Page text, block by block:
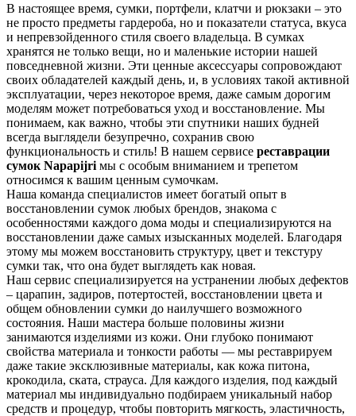
В настоящее время, сумки, портфели, клатчи и рюкзаки – это
не просто предметы гардероба, но и показатели статуса, вкуса
и непревзойденного стиля своего владельца. В сумках
хранятся не только вещи, но и маленькие истории нашей
повседневной жизни. Эти ценные аксессуары сопровождают
своих обладателей каждый день, и, в условиях такой активной
эксплуатации, через некоторое время, даже самым дорогим
моделям может потребоваться уход и восстановление. Мы
понимаем, как важно, чтобы эти спутники наших будней
всегда выглядели безупречно, сохранив свою
функциональность и стиль! В нашем сервисе реставрации
сумок Napapijri мы с особым вниманием и трепетом
относимся к вашим ценным сумочкам.
Наша команда специалистов имеет богатый опыт в
восстановлении сумок любых брендов, знакома с
особенностями каждого дома моды и специализируются на
восстановлении даже самых изысканных моделей. Благодаря
этому мы можем восстановить структуру, цвет и текстуру
сумки так, что она будет выглядеть как новая.
Наш сервис специализируется на устранении любых дефектов
– царапин, задиров, потертостей, восстановлении цвета и
общем обновлении сумки до наилучшего возможного
состояния. Наши мастера больше половины жизни
занимаются изделиями из кожи. Они глубоко понимают
свойства материала и тонкости работы — мы реставрируем
даже такие эксклюзивные материалы, как кожа питона,
крокодила, ската, страуса. Для каждого изделия, под каждый
материал мы индивидуально подбираем уникальный набор
средств и процедур, чтобы повторить мягкость, эластичность,